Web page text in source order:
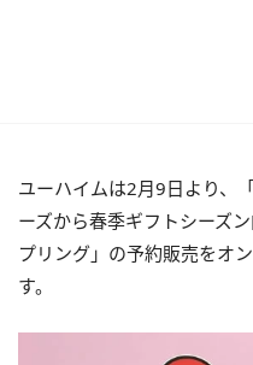
ユーハイムは2月9日より、
ーズから春季ギフトシーズ
プリング」の予約販売をオ
す。